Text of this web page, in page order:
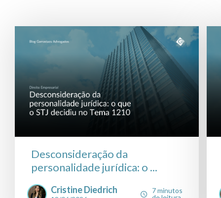
Desconsideração da
personalidade jurídica: o ...
Cristine Diedrich
7 minutos